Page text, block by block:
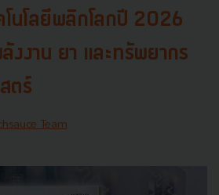
โนโลยีพลิกโลกปี 2026
งงาน ยา และทรัพยากร
ตร์
Team